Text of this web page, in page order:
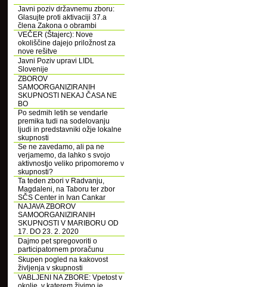
Javni poziv državnemu zboru:
Glasujte proti aktivaciji 37.a
člena Zakona o obrambi
VEČER (Štajerc): Nove
okoliščine dajejo priložnost za
nove rešitve
Javni Poziv upravi LIDL
Slovenije
ZBOROV
SAMOORGANIZIRANIH
SKUPNOSTI NEKAJ ČASA NE
BO
Po sedmih letih se vendarle
premika tudi na sodelovanju
ljudi in predstavniki ožje lokalne
skupnosti
Se ne zavedamo, ali pa ne
verjamemo, da lahko s svojo
aktivnostjo veliko pripomoremo v
skupnosti?
Ta teden zbori v Radvanju,
Magdaleni, na Taboru ter zbor
SČS Center in Ivan Cankar
NAJAVA ZBOROV
SAMOORGANIZIRANIH
SKUPNOSTI V MARIBORU OD
17. DO 23. 2. 2020
Dajmo pet spregovoriti o
participatornem proračunu
Skupen pogled na kakovost
življenja v skupnosti
VABLJENI NA ZBORE: Vpetost v